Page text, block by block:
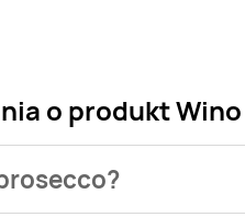
o produkt